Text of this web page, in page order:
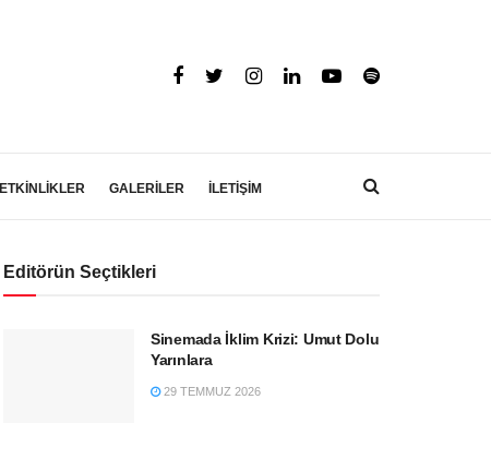
ETKİNLİKLER GALERİLER İLETİŞİM
Editörün Seçtikleri
Sinemada İklim Krizi: Umut Dolu
Yarınlara
29 TEMMUZ 2026